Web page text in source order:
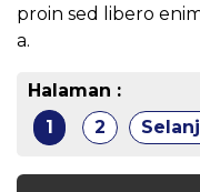
proin sed libero
a.
Halaman :
1
2